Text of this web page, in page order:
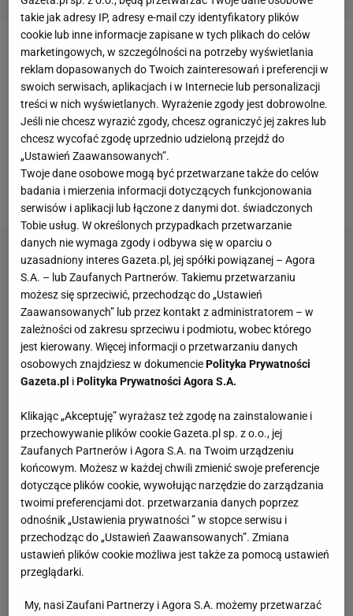
Jesień zeszłego roku była dlaPawła Bochniewicza
bardzo udana. Swoją dobrą dyspozycją w
Ekstraklasiezapracował na wyjazd do
holenderskiego Heerenveen. W barwach tego
zespołu zaliczył 31meczówi zdobył dwa gole. Dwa
razy zagrał nawet wreprezentacji Polskijeszcze za
kadencjiJerzego Brzęczka.
takie jak adresy IP, adresy e-mail czy identyfikatory plików
cookie lub inne informacje zapisane w tych plikach do celów
marketingowych, w szczególności na potrzeby wyświetlania
reklam dopasowanych do Twoich zainteresowań i preferencji w
swoich serwisach, aplikacjach i w Internecie lub personalizacji
treści w nich wyświetlanych. Wyrażenie zgody jest dobrowolne.
Jeśli nie chcesz wyrazić zgody, chcesz ograniczyć jej zakres lub
chcesz wycofać zgodę uprzednio udzieloną przejdź do
„Ustawień Zaawansowanych”.
Twoje dane osobowe mogą być przetwarzane także do celów
badania i mierzenia informacji dotyczących funkcjonowania
serwisów i aplikacji lub łączone z danymi dot. świadczonych
Tobie usług. W określonych przypadkach przetwarzanie
danych nie wymaga zgody i odbywa się w oparciu o
uzasadniony interes Gazeta.pl, jej spółki powiązanej – Agora
S.A. – lub Zaufanych Partnerów. Takiemu przetwarzaniu
możesz się sprzeciwić, przechodząc do „Ustawień
Zaawansowanych” lub przez kontakt z administratorem – w
zależności od zakresu sprzeciwu i podmiotu, wobec którego
jest kierowany. Więcej informacji o przetwarzaniu danych
osobowych znajdziesz w dokumenciePolityka Prywatności
Gazeta.pl iPolityka Prywatności Agora S.A.
Klikając „Akceptuję” wyrażasz też zgodę na zainstalowanie i
przechowywanie plików cookie Gazeta.pl sp. z o.o., jej
Zaufanych Partnerów i Agora S.A. na Twoim urządzeniu
końcowym. Możesz w każdej chwili zmienić swoje preferencje
dotyczące plików cookie, wywołując narzędzie do zarządzania
twoimi preferencjami dot. przetwarzania danych poprzez
odnośnik „Ustawienia prywatności ” w stopce serwisu i
przechodząc do „Ustawień Zaawansowanych”. Zmiana
ustawień plików cookie możliwa jest także za pomocą ustawień
przeglądarki.
My, nasi Zaufani Partnerzy i Agora S.A. możemy przetwarzać